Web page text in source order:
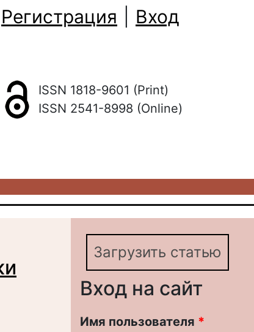
Регистрация
Вход
ISSN 1818-9601 (Print)
ISSN 2541-8998 (Online)
Загрузить статью
Вход на сайт
Имя пользователя *